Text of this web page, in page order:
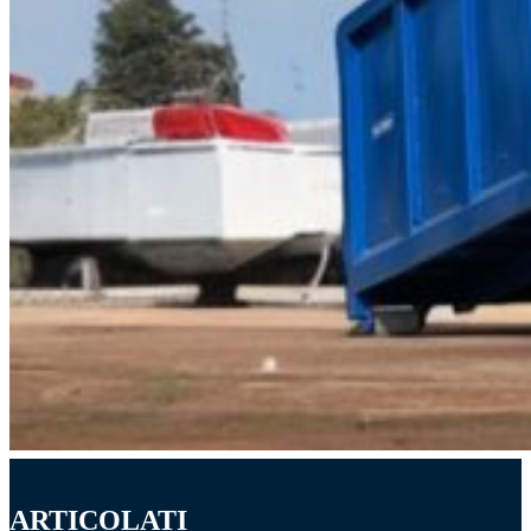
ARTICOLATI